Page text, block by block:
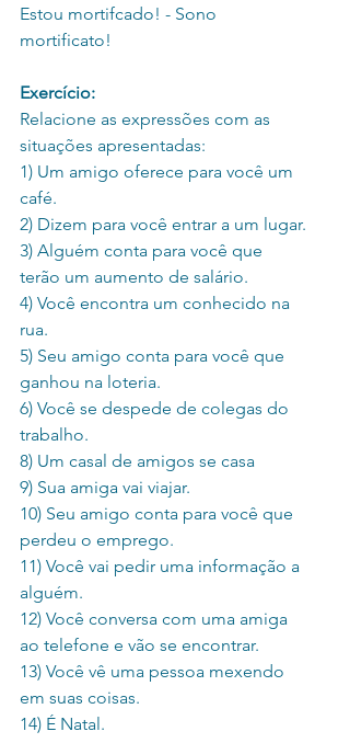
Estou mortifcado! - Sono
mortificato!
Exercício:
Relacione as expressões com as
situações apresentadas:
1) Um amigo oferece para você um
café.
2) Dizem para você entrar a um lugar.
3) Alguém conta para você que
terão um aumento de salário.
4) Você encontra um conhecido na
rua.
5) Seu amigo conta para você que
ganhou na loteria.
6) Você se despede de colegas do
trabalho.
8) Um casal de amigos se casa
9) Sua amiga vai viajar.
10) Seu amigo conta para você que
perdeu o emprego.
11) Você vai pedir uma informação a
alguém.
12) Você conversa com uma amiga
ao telefone e vão se encontrar.
13) Você vê uma pessoa mexendo
em suas coisas.
14) É Natal.